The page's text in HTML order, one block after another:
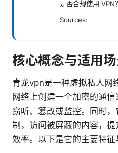
是否合规使用 VPN？
Sources:
核心概念与适用
青龙vpn是一种虚拟私人网
网络上创建一个加密的通
窃听、篡改或监控。同时
制，访问被屏蔽的内容，
效率。以下是它的主要特征